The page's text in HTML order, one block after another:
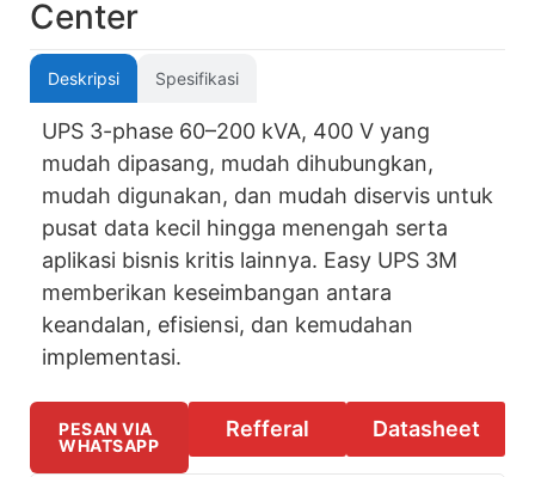
Center
Deskripsi Spesifikasi
UPS 3-phase 60–200 kVA, 400 V yang
mudah dipasang, mudah dihubungkan,
mudah digunakan, dan mudah diservis untuk
pusat data kecil hingga menengah serta
aplikasi bisnis kritis lainnya. Easy UPS 3M
memberikan keseimbangan antara
keandalan, efisiensi, dan kemudahan
implementasi.
PESAN VIA
WHATSAPP
Refferal Datasheet